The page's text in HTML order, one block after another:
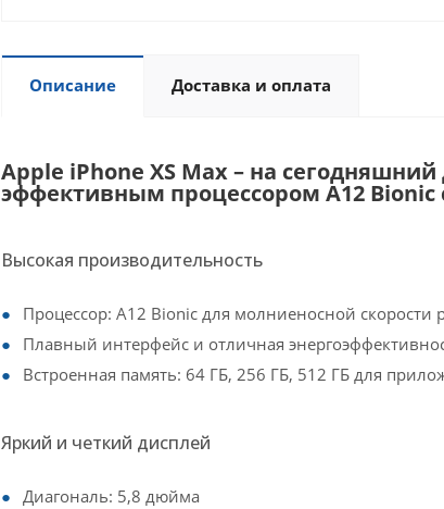
Описание Доставка и оплата
Apple iPhone XS Max – на
эффективным процессором A12
Высокая производительность
Процессор: A12 Bionic для молниеносной скорости
Плавный интерфейс и отличная
Встроенная память: 64 ГБ, 256 ГБ, 512 ГБ для
Яркий и четкий дисплей
Диагональ: 5,8 дюйма